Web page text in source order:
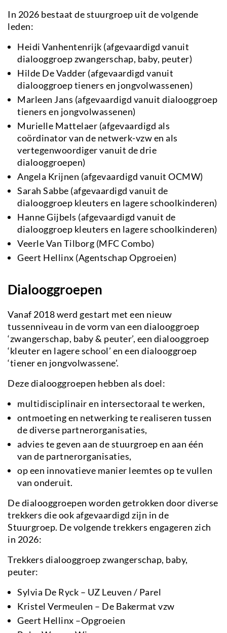
In 2026 bestaat de stuurgroep uit de volgende
leden:
Heidi Vanhentenrijk (afgevaardigd vanuit
dialooggroep zwangerschap, baby, peuter)
Hilde De Vadder (afgevaardigd vanuit
dialooggroep tieners en jongvolwassenen)
Marleen Jans (afgevaardigd vanuit dialooggroep
tieners en jongvolwassenen)
Murielle Mattelaer (afgevaardigd als
coördinator van de netwerk-vzw en als
vertegenwoordiger vanuit de drie
dialooggroepen)
Angela Krijnen (afgevaardigd vanuit OCMW)
Sarah Sabbe (afgevaardigd vanuit de
dialooggroep kleuters en lagere schoolkinderen)
Hanne Gijbels (afgevaardigd vanuit de
dialooggroep kleuters en lagere schoolkinderen)
Veerle Van Tilborg (MFC Combo)
Geert Hellinx (Agentschap Opgroeien)
Dialooggroepen
Vanaf 2018 werd gestart met een nieuw
tussenniveau in de vorm van een dialooggroep
‘zwangerschap, baby & peuter’, een dialooggroep
‘kleuter en lagere school’ en een dialooggroep
‘tiener en jongvolwassene’.
Deze dialooggroepen hebben als doel:
multidisciplinair en intersectoraal te werken,
ontmoeting en netwerking te realiseren tussen
de diverse partnerorganisaties,
advies te geven aan de stuurgroep en aan één
van de partnerorganisaties,
op een innovatieve manier leemtes op te vullen
van onderuit.
De dialooggroepen worden getrokken door diverse
trekkers die ook afgevaardigd zijn in de
Stuurgroep. De volgende trekkers engageren zich
in 2026:
Trekkers dialooggroep zwangerschap, baby,
peuter:
Sylvia De Ryck – UZ Leuven / Parel
Kristel Vermeulen – De Bakermat vzw
Geert Hellinx –Opgroeien